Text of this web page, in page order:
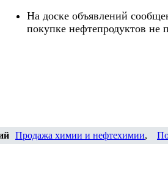
На доске объявлений
покупке нефтепродуктов не
Продажа химии и нефтехимии,